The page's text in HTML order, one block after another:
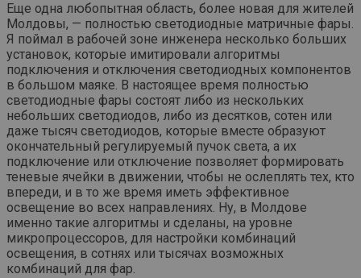
Еще одна любопытная область, более новая для жителей
Молдовы, — полностью светодиодные матричные фары.
Я поймал в рабочей зоне инженера несколько больших
установок, которые имитировали алгоритмы
подключения и отключения светодиодных компонентов
в большом маяке. В настоящее время полностью
светодиодные фары состоят либо из нескольких
небольших светодиодов, либо из десятков, сотен или
даже тысяч светодиодов, которые вместе образуют
окончательный регулируемый пучок света, а их
подключение или отключение позволяет формировать
теневые ячейки в движении, чтобы не ослеплять тех, кто
впереди, и в то же время иметь эффективное
освещение во всех направлениях. Ну, в Молдове
именно такие алгоритмы и сделаны, на уровне
микропроцессоров, для настройки комбинаций
освещения, в сотнях или тысячах возможных
комбинаций для фар.